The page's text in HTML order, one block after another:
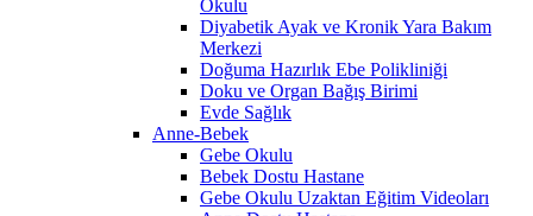
Okulu
Diyabetik Ayak ve Kronik Yara Bakım
Merkezi
Doğuma Hazırlık Ebe Polikliniği
Doku ve Organ Bağış Birimi
Evde Sağlık
Anne-Bebek
Gebe Okulu
Bebek Dostu Hastane
Gebe Okulu Uzaktan Eğitim Videoları